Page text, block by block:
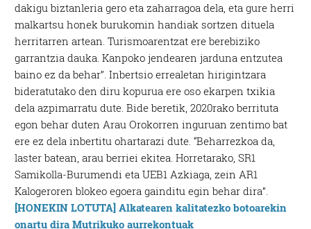
dakigu biztanleria gero eta zaharragoa dela, eta gure herri
malkartsu honek burukomin handiak sortzen dituela
herritarren artean. Turismoarentzat ere berebiziko
garrantzia dauka. Kanpoko jendearen jarduna entzutea
baino ez da behar”. Inbertsio errealetan hirigintzara
bideratutako den diru kopurua ere oso ekarpen txikia
dela azpimarratu dute. Bide beretik, 2020rako berrituta
egon behar duten Arau Orokorren inguruan zentimo bat
ere ez dela inbertitu ohartarazi dute. “Beharrezkoa da,
laster batean, arau berriei ekitea. Horretarako, SR1
Samikolla-Burumendi eta UEB1 Azkiaga, zein AR1
Kalogeroren blokeo egoera gainditu egin behar dira”.
[HONEKIN LOTUTA] Alkatearen kalitatezko botoarekin
onartu dira Mutrikuko aurrekontuak